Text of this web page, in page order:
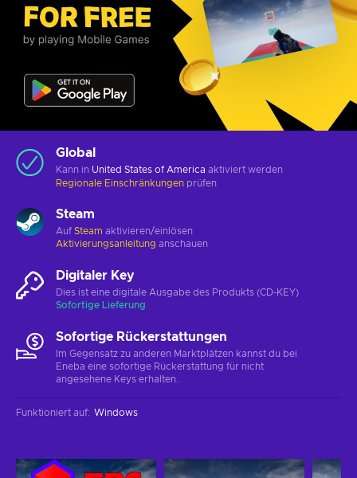
Global
Kann in United States of America aktiviert werden
Regionale Einschränkungen prüfen
Steam
Auf Steam aktivieren/einlösen
Aktivierungsanleitung anschauen
Digitaler Key
Dies ist eine digitale Ausgabe des Produkts (CD-KEY)
Sofortige Lieferung
Sofortige Rückerstattungen
Im Gegensatz zu anderen Marktplätzen kannst du bei
Eneba eine sofortige Rückerstattung für nicht
angesehene Keys erhalten.
Funktioniert auf: Windows